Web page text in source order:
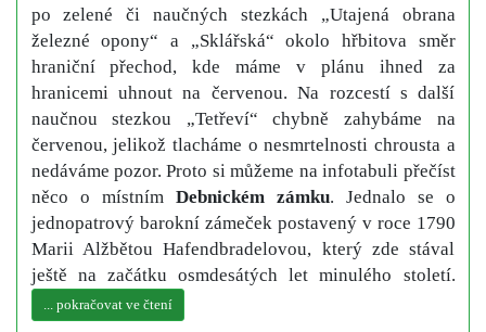
po zelené či naučných stezkách „Utajená obrana
železné opony“ a „Sklářská“ okolo hřbitova směr
hraniční přechod, kde máme v plánu ihned za
hranicemi uhnout na červenou. Na rozcestí s další
naučnou stezkou „Tetřeví“ chybně zahybáme na
červenou, jelikož tlacháme o nesmrtelnosti chrousta a
nedáváme pozor. Proto si můžeme na infotabuli přečíst
něco o místním Debnickém zámku. Jednalo se o
jednopatrový barokní zámeček postavený v roce 1790
Marii Alžbětou Hafendbradelovou, který zde stával
ještě na začátku osmdesátých let minulého století.
... pokračovat ve čtení